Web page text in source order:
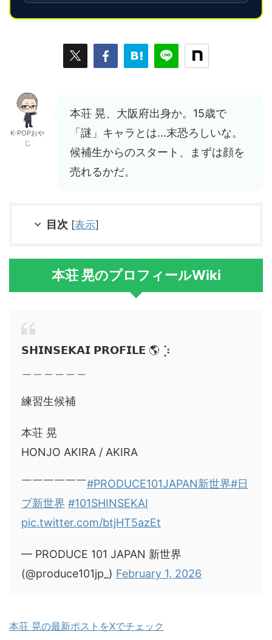
K-POPおや
じ
本荘 晃、大阪府出身か。15歳で
「謎」キャラとは…末恐ろしいな。
候補生からのスタート、まずは顔を
売れるかだ。
目次 [表示]
本荘 晃のプロフィールWiki
𝗦𝗛𝗜𝗡𝗦𝗘𝗞𝗔𝗜 𝗣𝗥𝗢𝗙𝗜𝗟𝗘 🌎 ⡱
練習生候補
本荘 晃
HONJO AKIRA / AKIRA
￣￣￣￣￣￣#PRODUCE101JAPAN新世界#日
プ新世界 #101SHINSEKAI
pic.twitter.com/btjHT5azEt
— PRODUCE 101 JAPAN 新世界
(@produce101jp_) February 1, 2026
本荘 晃の最新ポストをXでチェック